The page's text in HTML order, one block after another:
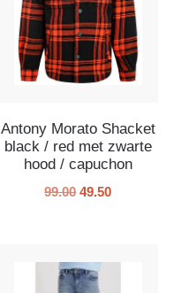
Antony Morato Shacket
black / red met zwarte
hood / capuchon
99.00 49.50